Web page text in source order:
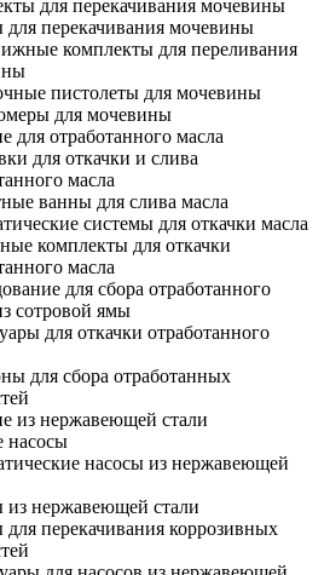
для перекачивания мочевины
для перекачивания мочевины
комплекты для переливания
пистолеты для мочевины
для мочевины
для отработанного масла
для откачки и слива
масла
ванны для слива масла
системы для откачки масла
комплекты для откачки
масла
для сбора отработанного
сотровой ямы
для откачки отработанного
для сбора отработанных
из нержавеющей стали
насосы
насосы из нержавеющей
из нержавеющей стали
перекачивания коррозивных